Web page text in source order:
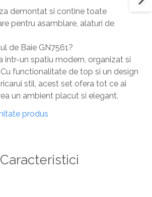
demontat si contine toate
pentru asamblare, alaturi de
de Baie GN7561?
intr-un spatiu modern, organizat si
functionalitate de top si un design
stil, acest set ofera tot ce ai
un ambient placut si elegant.
produs
Caracteristici